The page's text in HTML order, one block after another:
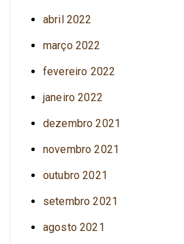
abril 2022
março 2022
fevereiro 2022
janeiro 2022
dezembro 2021
novembro 2021
outubro 2021
setembro 2021
agosto 2021